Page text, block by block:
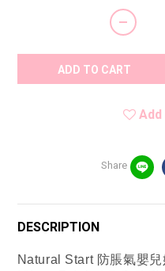
ADD TO CART
Share
DESCRIPTION
Natural Start 防脹氣嬰